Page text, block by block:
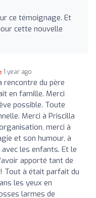
ce témoignage. Et
cette nouvelle
1 year ago
rencontre du père
en famille. Merci
possible. Toute
Merci à Priscilla
merci à
et son humour, à
les enfants. Et le
apporté tant de
Tout à était parfait du
les yeux en
larmes de